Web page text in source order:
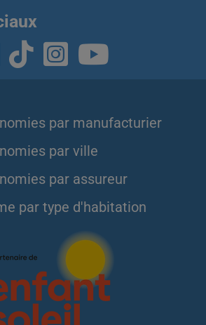
par manufacturier
par ville
par assureur
par type d'habitation